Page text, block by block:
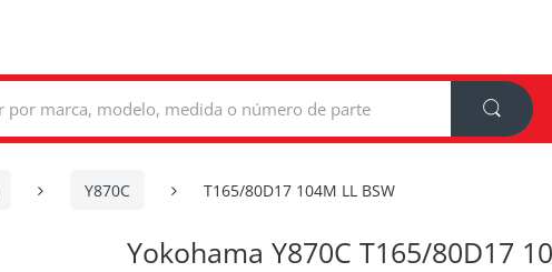
Y870C T165/80D17 104M LL BSW
Yokohama Y870C T165/80D17